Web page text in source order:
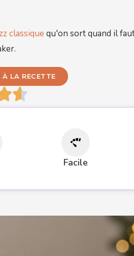
classique qu'on sort quand il
À LA RECETTE
Facile